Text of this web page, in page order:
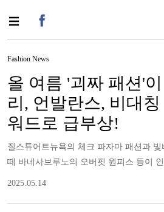
Fashion News
올 여름 '괴짜 패션'
리, 언발란스, 비대칭
워드로 급부상!
질스튜어트뉴욕의 체크 파자마 패션과
떼 바네사브루노의 오버핏 원피스 등이
2025.05.14